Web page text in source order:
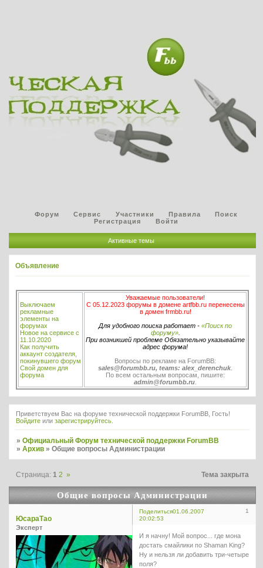
Форум Сервис Участники Правила
Поиск
Регистрация
Войти
Активные темы
Объявление
Выключаем
рекламные
элементы на
форумах
Новое на сервисе с
11.10.2020
Как получить
аккаунт создателя,
покинувшего форум
Свой домен для
форума
Уважаемые пользователи!
С 05.12.2023 форумы в домене artfbb.ru перенесены
в домен frmbb.ru!
Для удобного поиска работает - «Поиск по
форуму».
При возникшей проблеме Обязательно указывайте
адрес форума!
Вопросы по рекламе на ForumBB:
sales@forumbb.ru, teams: alex_derenchuk
По всем остальным вопросам, пишите:
admin@forumbb.ru
Приветствуем Вас на форуме технической поддержки ForumBB, Гость!
Войдите или зарегистрируйтесь
»Официальный Форум технической поддержки ForumBB
»Архив »Общие вопросы Администрации
Общие вопросы Администрации
Страница:1 2 » Тема закрыта
Поделиться 1
01.06.2007
20:02:53
ЮсараТао
Эксперт
И я начну! Мой вопрос... где мона
достать смайлики по Shaman King?
Ну и нельзя ли добавить три-четыре
поля?